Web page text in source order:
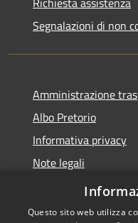
Segnalazioni di non
Amministrazione
Albo Pretorio
Informativa privacy
Note legali
Dichiarazione di
Questo sito web utilizza